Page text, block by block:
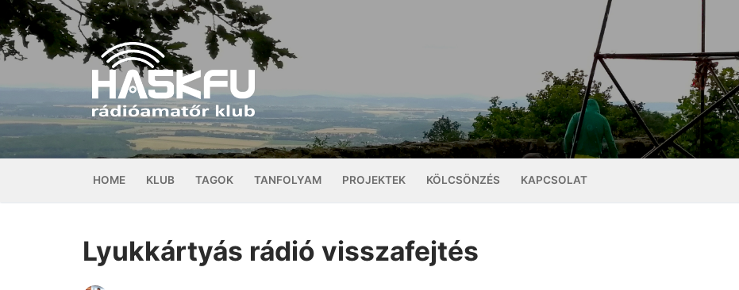
Ugrás
a
tartalomra
HOME KLUB TAGOK TANFOLYAM PROJEKTEK KÖLCSÖNZÉS KAPCSOLAT
Lyukkártyás rádió visszafejtés